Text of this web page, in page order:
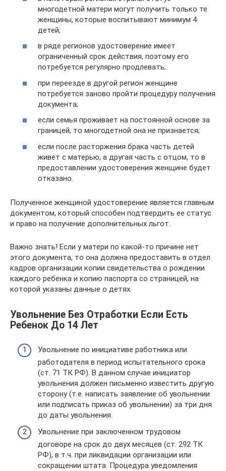
многодетной матери могут получить только те
женщины, которые воспитывают минимум 4
детей;
в ряде регионов удостоверение имеет
ограниченный срок действия, поэтому его
потребуется регулярно продлевать;
при переезде в другой регион женщине
потребуется заново пройти процедуру получения
документа;
если семья проживает на постоянной основе за
границей, то многодетной она не признается;
если после расторжения брака часть детей
живет с матерью, а другая часть с отцом, то в
предоставлении удостоверения женщине будет
отказано.
Полученное женщиной удостоверение является главным
документом, который способен подтвердить ее статус
и право на получение дополнительных льгот.
Важно знать! Если у матери по какой-то причине нет
этого документа, то она должна предоставить в отдел
кадров организации копии свидетельства о рождении
каждого ребенка и копию паспорта со страницей, на
которой указаны данные о детях.
Увольнение Без Отработки Если Есть
Ребенок До 14 Лет
Увольнение по инициативе работника или
работодателя в период испытательного срока
(ст. 71 ТК РФ). В данном случае инициатор
увольнения должен письменно известить другую
сторону (т.е. написать заявление об увольнении
или подписать приказ об увольнении) за три дня
до даты увольнения.
Увольнение при заключенном трудовом
договоре на срок до двух месяцев (ст. 292 ТК
РФ), в т.ч. при ликвидации организации или
сокращении штата. Процедура уведомления